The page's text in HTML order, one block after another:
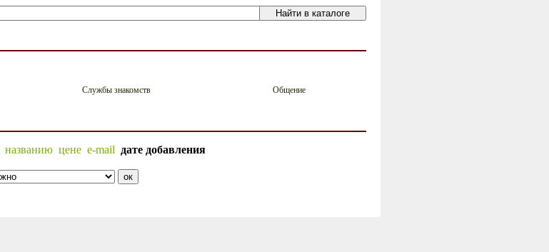
Службы знакомств
Общение
названию цене e-mail дате добавления